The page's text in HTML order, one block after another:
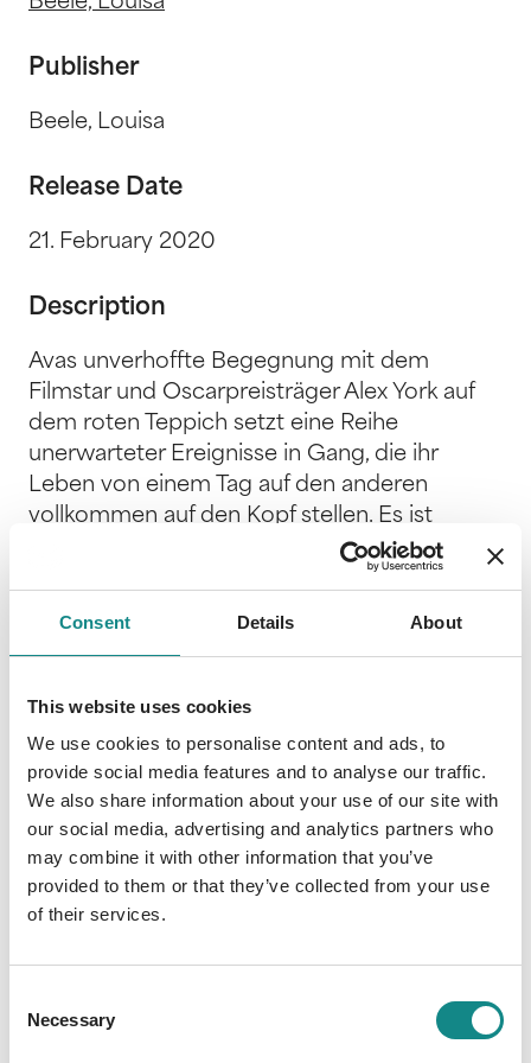
Consent Details About
This website uses cookies
We use cookies to personalise content and ads, to
provide social media features and to analyse our traffic.
We also share information about your use of our site with
our social media, advertising and analytics partners who
may combine it with other information that you’ve
provided to them or that they’ve collected from your use
of their services.
Selection
Necessary
Publisher
Beele, Louisa
Release Date
21. February 2020
Description
Avas unverhoffte Begegnung mit dem
Filmstar und Oscarpreisträger Alex York auf
dem roten Teppich setzt eine Reihe
unerwarteter Ereignisse in Gang, die ihr
Leben von einem Tag auf den anderen
vollkommen auf den Kopf stellen. Es ist
einfach unglaublich: Sie soll Alex Yorks Neue
sein. Obwohl sie schon immer vom Glamour
ihr Chef die Nase voll hat und ihr kündigt. Den
berühmten Schauspieler um eine öffentliche
Richtigstellung zu bitten, scheint die einzige
Chance zu sein, ihren Job
zurückzubekommen. Also macht sie sich auf
den Weg nach Beverly Hills und verschafft
sich sogar Zutritt zum Grundstück des Stars.
Dort stolpert sie dann aber über einen jungen